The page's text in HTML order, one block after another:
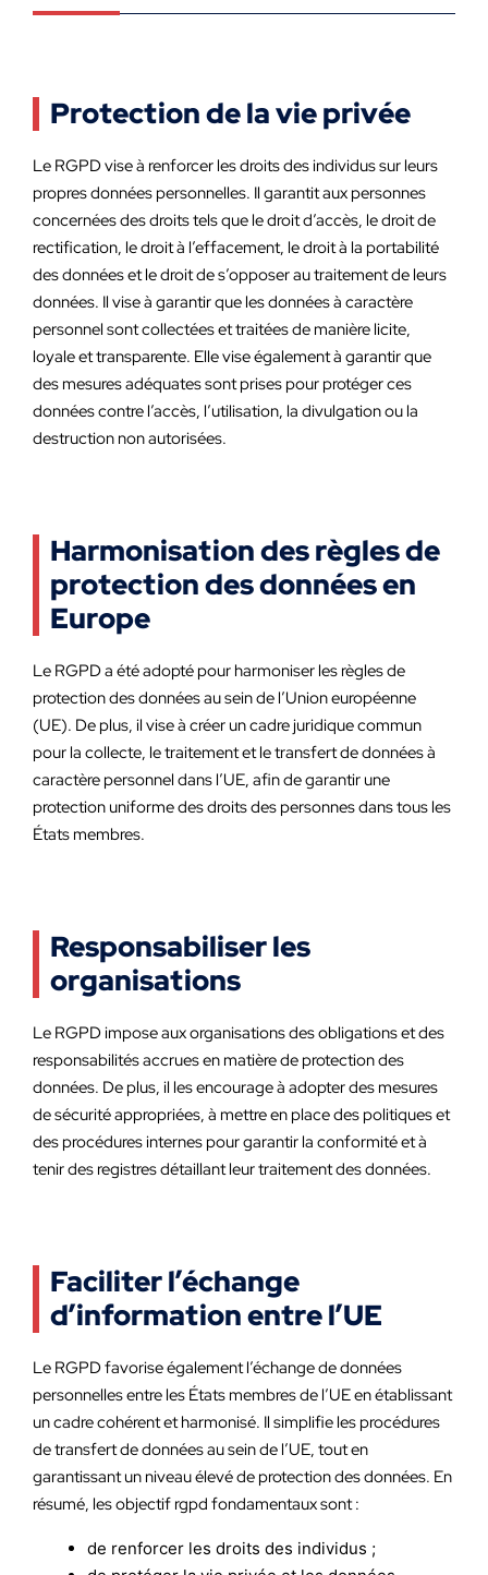
Protection de la vie privée
Le RGPD vise à renforcer les droits des individus sur leurs
propres données personnelles. Il garantit aux personnes
concernées des droits tels que le droit d’accès, le droit de
rectification, le droit à l’effacement, le droit à la portabilité
des données et le droit de s’opposer au traitement de leurs
données. Il vise à garantir que les données à caractère
personnel sont collectées et traitées de manière licite,
loyale et transparente. Elle vise également à garantir que
des mesures adéquates sont prises pour protéger ces
données contre l’accès, l’utilisation, la divulgation ou la
destruction non autorisées.
Harmonisation des règles de
protection des données en
Europe
Le RGPD a été adopté pour harmoniser les règles de
protection des données au sein de l’Union européenne
(UE). De plus, il vise à créer un cadre juridique commun
pour la collecte, le traitement et le transfert de données à
caractère personnel dans l’UE, afin de garantir une
protection uniforme des droits des personnes dans tous les
États membres.
Responsabiliser les
organisations
Le RGPD impose aux organisations des obligations et des
responsabilités accrues en matière de protection des
données. De plus, il les encourage à adopter des mesures
de sécurité appropriées, à mettre en place des politiques et
des procédures internes pour garantir la conformité et à
tenir des registres détaillant leur traitement des données.
Faciliter l’échange
d’information entre l’UE
Le RGPD favorise également l’échange de données
personnelles entre les États membres de l’UE en établissant
un cadre cohérent et harmonisé. Il simplifie les procédures
de transfert de données au sein de l’UE, tout en
garantissant un niveau élevé de protection des données. En
résumé, les objectif rgpd fondamentaux sont :
de renforcer les droits des individus ;